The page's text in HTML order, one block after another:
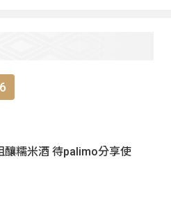
釀糯米酒 待palimo分享使